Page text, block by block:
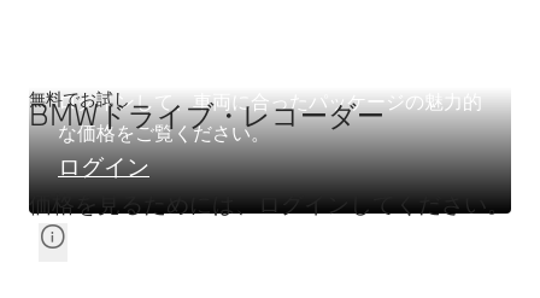
ログインして、車両に合ったパッケージの魅力的
な価格をご覧ください。
ログイン
無料でお試し
BMWドライブ・レコーダー
価格を見るためには、ログインしてください。